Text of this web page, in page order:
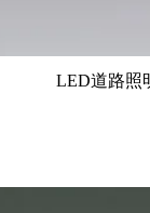
LED道路照